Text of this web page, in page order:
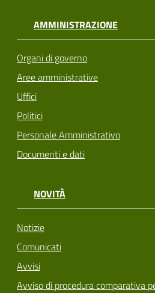
AMMINISTRAZIONE
Organi di governo
Aree amministrative
Uffici
Politici
Personale Amministrativo
Documenti e dati
NOVITÀ
Notizie
Comunicati
Avvisi
Avviso di procedura comparativa